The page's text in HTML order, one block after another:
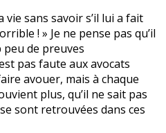
vie sans savoir s’il lui a fait
! » Je ne pense pas qu’il
de preuves
pas faute aux avocats
avouer, mais à chaque
plus, qu’il ne sait pas
sont retrouvées dans ces